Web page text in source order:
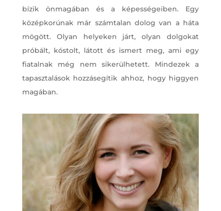
bízik önmagában és a képességeiben. Egy
középkorúnak már számtalan dolog van a háta
mögött. Olyan helyeken járt, olyan dolgokat
próbált, kóstolt, látott és ismert meg, ami egy
fiatalnak még nem sikerülhetett. Mindezek a
tapasztalások hozzásegítik ahhoz, hogy higgyen
magában.